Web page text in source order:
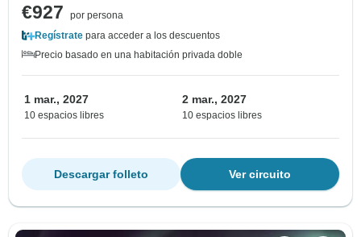
€927
por persona
Regístrate para acceder a los descuentos
Precio basado en una habitación privada doble
1 mar., 2027
10 espacios libres
2 mar., 2027
10 espacios libres
Ver circuito
Descargar folleto